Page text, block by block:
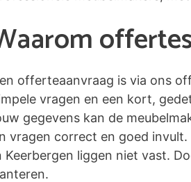
offerteaanvraag is via ons
vragen en een kort,
gegevens kan de
vragen correct en goed
Keerbergen liggen niet vast.